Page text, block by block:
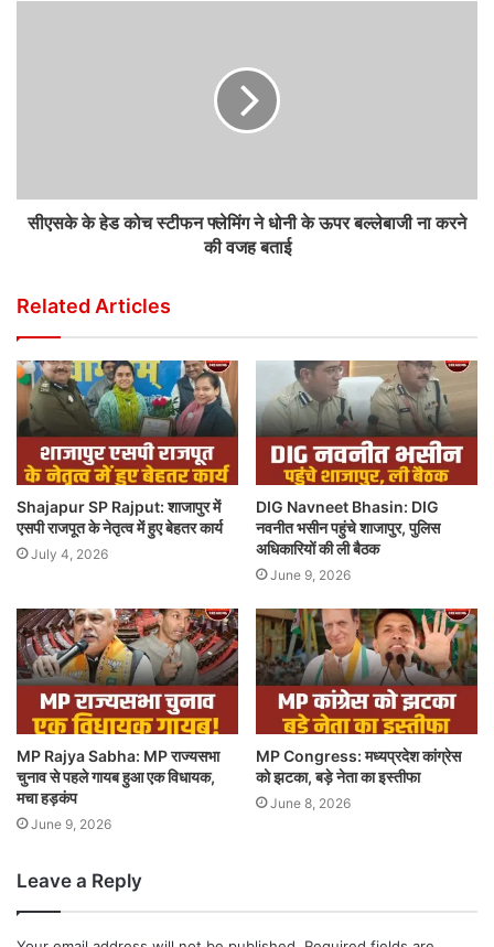
सीएसके के हेड कोच स्टीफन फ्लेमिंग ने धोनी के ऊपर बल्लेबाजी ना करने
की वजह बताई
Related Articles
Shajapur SP Rajput: शाजापुर में
एसपी राजपूत के नेतृत्व में हुए बेहतर कार्य
July 4, 2026
DIG Navneet Bhasin: DIG
नवनीत भसीन पहुंचे शाजापुर, पुलिस
अधिकारियों की ली बैठक
June 9, 2026
MP Rajya Sabha: MP राज्यसभा
चुनाव से पहले गायब हुआ एक विधायक,
मचा हड़कंप
June 9, 2026
MP Congress: मध्यप्रदेश कांग्रेस
को झटका, बड़े नेता का इस्तीफा
June 8, 2026
Leave a Reply